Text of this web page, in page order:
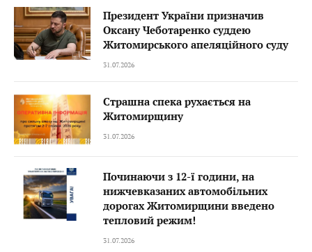
Президент України призначив
Оксану Чеботаренко суддею
Житомирського апеляційного суду
31.07.2026
Страшна спека рухається на
Житомирщину
31.07.2026
Починаючи з 12-ї години, на
нижчевказаних автомобільних
дорогах Житомирщини введено
тепловий режим!
31.07.2026